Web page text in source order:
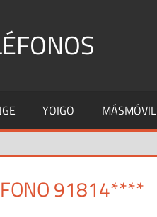
YOIGO MÁSMÓVIL
91814****